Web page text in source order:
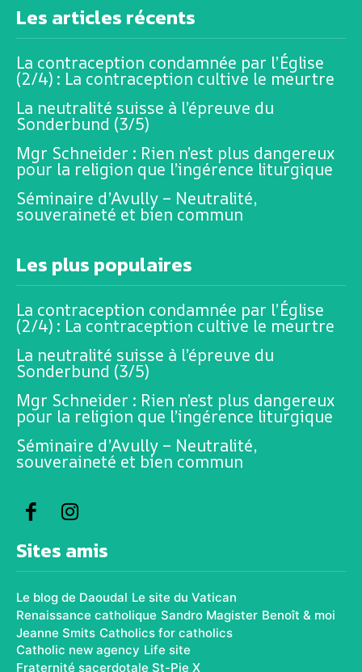
Les articles récents
La contraception condamnée par l’Église
(2/4) : La contraception cultive le meurtre
La neutralité suisse à l’épreuve du
Sonderbund (3/5)
Mgr Schneider : Rien n’est plus dangereux
pour la religion que l’ingérence liturgique
Séminaire d’Avully – Neutralité,
souveraineté et bien commun
Les plus populaires
La contraception condamnée par l’Église
(2/4) : La contraception cultive le meurtre
La neutralité suisse à l’épreuve du
Sonderbund (3/5)
Mgr Schneider : Rien n’est plus dangereux
pour la religion que l’ingérence liturgique
Séminaire d’Avully – Neutralité,
souveraineté et bien commun
Sites amis
Le blog de Daoudal Le site du Vatican
Renaissance catholique Sandro Magister Benoît & moi
Jeanne Smits Catholics for catholics
Catholic new agency Life site
Fraternité sacerdotale St-Pie X